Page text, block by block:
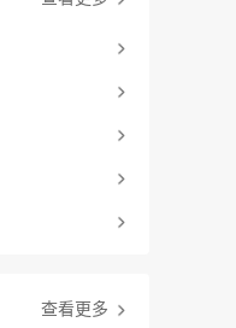
查看更多